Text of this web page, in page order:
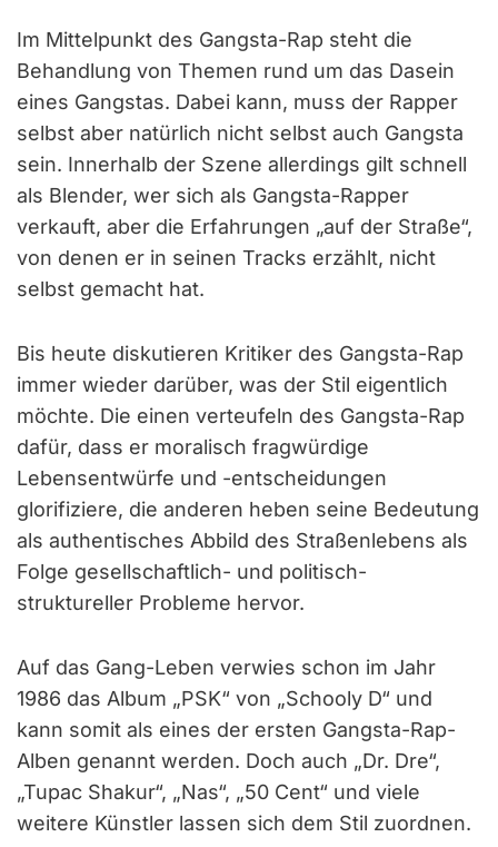
Im Mittelpunkt des Gangsta-Rap steht die
Behandlung von Themen rund um das Dasein
eines Gangstas. Dabei kann, muss der Rapper
selbst aber natürlich nicht selbst auch Gangsta
sein. Innerhalb der Szene allerdings gilt schnell
als Blender, wer sich als Gangsta-Rapper
verkauft, aber die Erfahrungen „auf der Straße“,
von denen er in seinen Tracks erzählt, nicht
selbst gemacht hat.
Bis heute diskutieren Kritiker des Gangsta-Rap
immer wieder darüber, was der Stil eigentlich
möchte. Die einen verteufeln des Gangsta-Rap
dafür, dass er moralisch fragwürdige
Lebensentwürfe und -entscheidungen
glorifiziere, die anderen heben seine Bedeutung
als authentisches Abbild des Straßenlebens als
Folge gesellschaftlich- und politisch-
struktureller Probleme hervor.
Auf das Gang-Leben verwies schon im Jahr
1986 das Album „PSK“ von „Schooly D“ und
kann somit als eines der ersten Gangsta-Rap-
Alben genannt werden. Doch auch „Dr. Dre“,
„Tupac Shakur“, „Nas“, „50 Cent“ und viele
weitere Künstler lassen sich dem Stil zuordnen.